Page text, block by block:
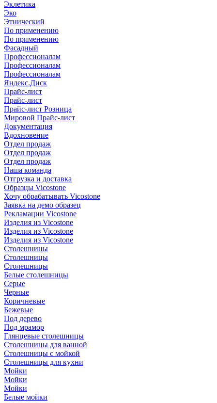
Эклетика
Эко
Этнический
По применению
По применению
Фасадный
Профессионалам
Профессионалам
Профессионалам
Яндекс.Диск
Прайс-лист
Прайс-лист
Прайс-лист Розница
Мировой Прайс-лист
Документация
Вдохновение
Отдел продаж
Отдел продаж
Отдел продаж
Наша команда
Отгрузка и доставка
Образцы Vicostone
Хочу обрабатывать Vicostone
Заявка на демо образец
Рекламации Vicostone
Изделия из Vicostone
Изделия из Vicostone
Изделия из Vicostone
Столешницы
Столешницы
Столешницы
Белые столешницы
Серые
Черные
Коричневые
Бежевые
Под дерево
Под мрамор
Глянцевые столешницы
Столешницы для ванной
Столешницы с мойкой
Столешницы для кухни
Мойки
Мойки
Мойки
Белые мойки